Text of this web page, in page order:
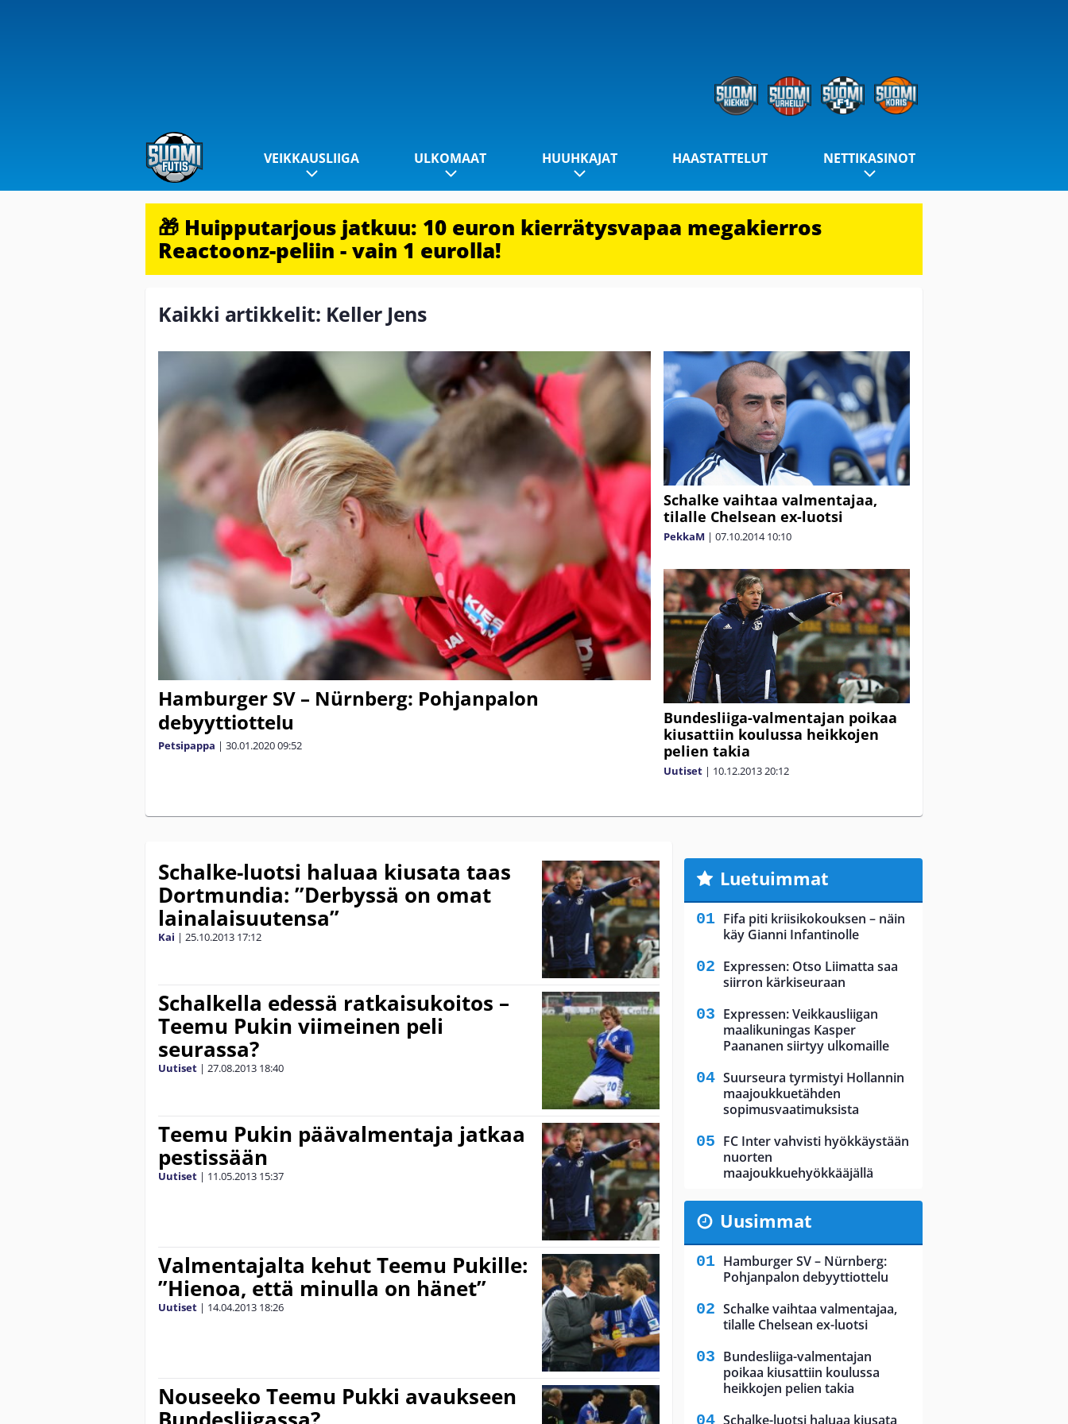
VEIKKAUSLIIGA ULKOMAAT HUUHKAJAT HAASTATTELUT NETTIKASINOT
🎁 Huipputarjous jatkuu: 10 euron kierrätysvapaa megakierros
Reactoonz-peliin - vain 1 eurolla!
Kaikki artikkelit: Keller Jens
Hamburger SV – Nürnberg: Pohjanpalon
debyyttiottelu
Petsipappa | 30.01.202009:52
Schalke vaihtaa valmentajaa,
tilalle Chelsean ex-luotsi
PekkaM | 07.10.2014 10:10
Bundesliiga-valmentajan poikaa
kiusattiin koulussa heikkojen
pelien takia
Uutiset | 10.12.201320:12
Schalke-luotsi haluaa kiusata taas
Dortmundia: ”Derbyssä on omat
lainalaisuutensa”
Kai | 25.10.2013 17:12
Schalkella edessä ratkaisukoitos –
Teemu Pukin viimeinen peli
seurassa?
Uutiset | 27.08.2013 18:40
Teemu Pukin päävalmentaja jatkaa
pestissään
Uutiset | 11.05.2013 15:37
Valmentajalta kehut Teemu Pukille:
”Hienoa, että minulla on hänet”
Uutiset | 14.04.2013 18:26
Nouseeko Teemu Pukki avaukseen
Luetuimmat
Fifa piti kriisikokouksen – näin
käy Gianni Infantinolle
Expressen: Otso Liimatta saa
siirron kärkiseuraan
Expressen: Veikkausliigan
maalikuningas Kasper
Paananen siirtyy ulkomaille
Suurseura tyrmistyi Hollannin
maajoukkuetähden
sopimusvaatimuksista
FC Inter vahvisti hyökkäystään
nuorten
maajoukkuehyökkääjällä
Uusimmat
Hamburger SV – Nürnberg:
Pohjanpalon debyyttiottelu
Schalke vaihtaa valmentajaa,
tilalle Chelsean ex-luotsi
Bundesliiga-valmentajan
poikaa kiusattiin koulussa
heikkojen pelien takia
Schalke-luotsi haluaa kiusata